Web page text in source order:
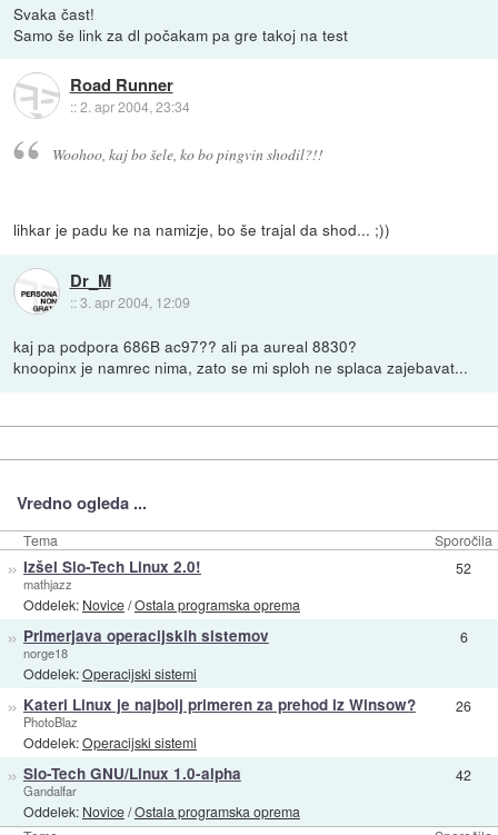
Svaka čast!
Samo še link za dl počakam pa gre takoj na test
Road Runner
::2. apr 2004, 23:34
Woohoo, kaj bo šele, ko bo pingvin shodil?!!
lihkar je padu ke na namizje, bo še trajal da shod... ;))
Dr_M
::3. apr 2004, 12:09
kaj pa podpora 686B ac97?? ali pa aureal 8830?
knoopinx je namrec nima, zato se mi sploh ne splaca zajebavat...
Vredno ogleda ...
Tema Sporočila
» Izšel Slo-Tech Linux 2.0!
mathjazz
Oddelek: Novice/Ostala programska oprema
52
» Primerjava operacijskih sistemov
norge18
Oddelek:Operacijski sistemi
6
» Kateri Linux je najbolj primeren za prehod iz Winsow?
PhotoBlaz
Oddelek:Operacijski sistemi
26
» Slo-Tech GNU/Linux 1.0-alpha
Gandalfar
Oddelek: Novice/Ostala programska oprema
42